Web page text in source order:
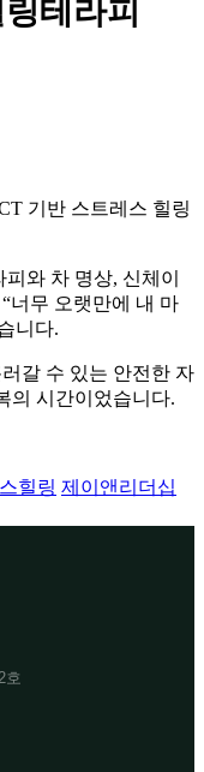
테라피
기반 스트레스 힐링
와 차 명상, 신체이
너무 오랫만에 내 마
니다.
갈 수 있는 안전한 자
의 시간이었습니다.
힐링 제이앤리더십
호